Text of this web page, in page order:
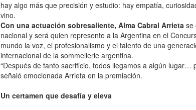
hay algo más que precisión y estudio: hay empatía,
vino.
Con una actuación sobresaliente, Alma Cabral Arrietase
nacional y será quien represente a la Argentina en el
mundo la voz, el profesionalismo y el talento de una
internacional de la sommellerie argentina.
“Después de tanto sacrificio, todos llegamos a algún lugar…
señaló emocionada Arrieta en la premiación.
Un certamen que desafía y eleva